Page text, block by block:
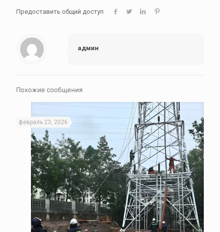
Предоставить общий доступ
админ
Похожие сообщения
февраль 23, 2026